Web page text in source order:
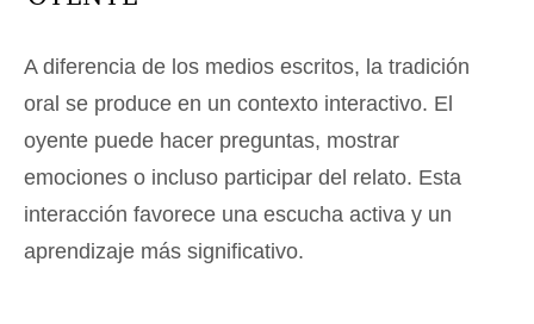
A diferencia de los medios escritos, la tradición
oral se produce en un contexto interactivo. El
oyente puede hacer preguntas, mostrar
emociones o incluso participar del relato. Esta
interacción favorece una escucha activa y un
aprendizaje más significativo.